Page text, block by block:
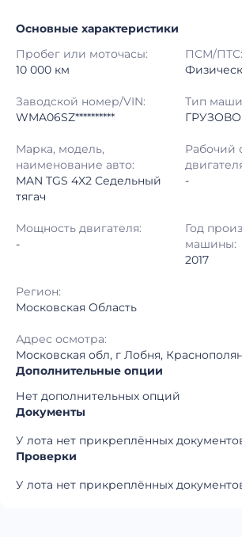
Начало торгов: 04.08.2026,
Конец торгов: 11.08.2026,
Тип аукциона: Открытые
Шаг торгов: 50 000 ₽
Кол-во ставок:
Регион: Московская
Основные характеристики
Пробег или моточасы:
10 000 км
ПСМ/ПТС:
Заводской номер/VIN:
WMA06SZ**********
Тип
Марка, модель,
наименование авто:
MAN TGS 4X2 Седельный
тягач
Рабочий
-
Мощность двигателя:
-
Год
машины:
2017
Регион:
Московская Область
Адрес осмотра:
Московская обл, г Лобня,
Дополнительные опции
Нет дополнительных опций
Документы
У лота нет прикреплённых
Проверки
У лота нет прикреплённых